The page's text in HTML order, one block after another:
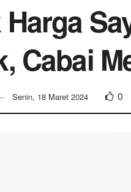
Harga
Cabai
Senin, 18 Maret 2024 0